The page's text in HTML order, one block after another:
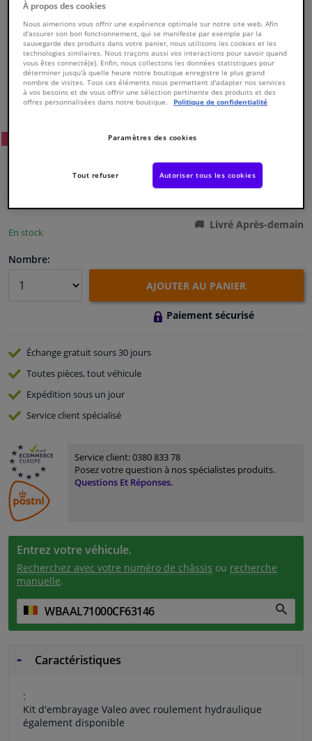
Fenêtres & accessoires
Intérieur & ameublement
Styling & Performance
Nettoyage & protection
Atelier & outils
Camping-car, moto & vélo
Capteurs & électronique
Numéro de produit d'origine:0306122
Numéro de fabrication:826865
Prix conseillé: € 290,82
En stock
Livré Après-demain
Nombre:
AJOUTER AU PANIER
Paiement sécurisé
Échange gratuitsours 30 jours
Toutes pièces, tout véhicule
Expédition sous un jour
Serviceclient spécialisé
Service client:0380 833 78
Posez votre question à nos spécialistes produits.
Questions Et Réponses.
Entrez votre véhicule.
Recherchez avec votre numéro de châssis ou recherche
manuelle.
Caractéristiques
:
Kit d'embrayage Valeo avec roulement hydraulique
également disponible
À propos des cookies
Nous aimerions vous offrir une expérience optimale sur notre site web. Afin
d'assurer son bon fonctionnement, qui se manifeste par exemple par la
sauvegarde des produits dans votre panier, nous utilisons les cookies et les
technologies similaires. Nous traçons aussi vos interactions pour savoir quand
vous êtes connecté(e). Enfin, nous collectons les données statistiques pour
déterminer jusqu'à quelle heure notre boutique enregistre le plus grand
nombre de visites. Tous ces éléments nous permettent d'adapter nos services
à vos besoins et de vous offrir une sélection pertinente des produits et des
offres personnalisées dans notre boutique.
Politique de confidentialité
Paramètres des cookies
Tout refuser Autoriser tous les cookies